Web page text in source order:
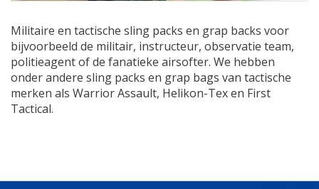
Militaire en tactische sling packs en grap backs voor
bijvoorbeeld de militair, instructeur, observatie team,
politieagent of de fanatieke airsofter. We hebben
onder andere sling packs en grap bags van tactische
merken als Warrior Assault, Helikon-Tex en First
Tactical.